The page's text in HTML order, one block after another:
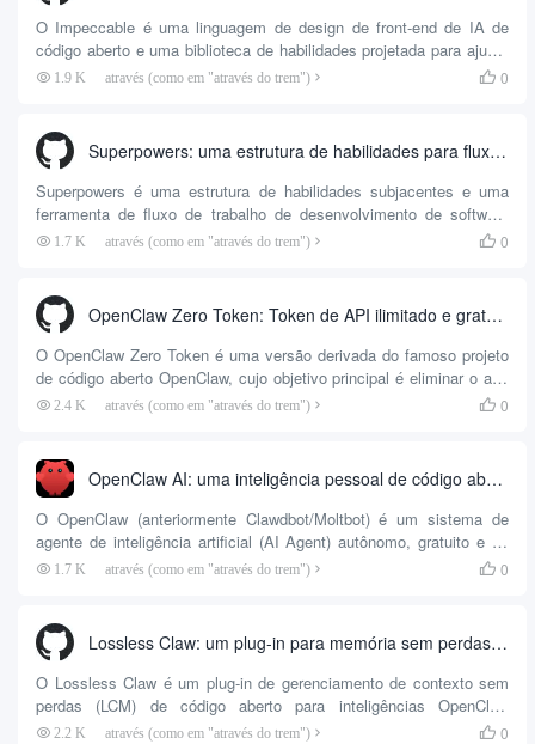
O Impeccable é uma linguagem de design de front-end de IA de
código aberto e uma biblioteca de habilidades projetada para ajudar
os assistentes de programação de IA (por exemplo, Claude Code,
“plásticas de IA” padronizadas. O projeto está sendo desenvolvido
no front-end do Anthropic...
1.9 K através (como em "através do trem")  0
Superpowers: uma estrutura de habilidades para fluxos de trabalho de desenvolvimento de software padrão para inteligências de programação de IA
Superpowers é uma estrutura de habilidades subjacentes e uma
ferramenta de fluxo de trabalho de desenvolvimento de software
padrão criada para inteligências de programação de IA (por
metodologias comprovadas de engenharia de software e tem como
objetivo abordar...
1.7 K através (como em "através do trem")  0
OpenClaw Zero Token: Token de API ilimitado e gratuito usando a ferramenta OpenClaw Smartbody
O OpenClaw Zero Token é uma versão derivada do famoso projeto
de código aberto OpenClaw, cujo objetivo principal é eliminar o alto
custo das taxas de token de API e obter acesso totalmente gratuito
local do usuário ...
2.4 K através (como em "através do trem")  0
OpenClaw AI: uma inteligência pessoal de código aberto que automatiza as tarefas do sistema local por meio de software de bate-papo
O OpenClaw (anteriormente Clawdbot/Moltbot) é um sistema de
agente de inteligência artificial (AI Agent) autônomo, gratuito e de
código aberto, capaz de executar uma variedade de tarefas
que só podem se envolver em diálogos baseados em texto, o
OpenClaw foi projetado para ser “verdadeiramente...
1.7 K através (como em "através do trem")  0
Lossless Claw: um plug-in para memória sem perdas e gerenciamento de contexto longo para inteligências de IA
O Lossless Claw é um plug-in de gerenciamento de contexto sem
perdas (LCM) de código aberto para inteligências OpenClaw
desenvolvido pela Martian Engineering. Com base no artigo de
2.2 K através (como em "através do trem")  0